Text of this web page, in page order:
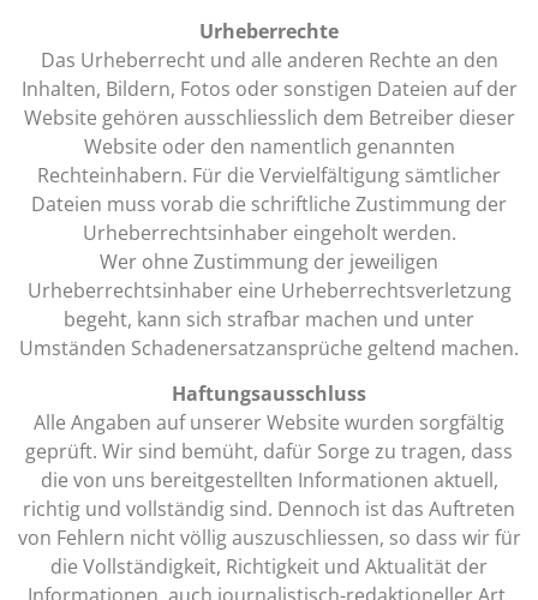
Urheberrechte
Das Urheberrecht und alle anderen Rechte an den
Inhalten, Bildern, Fotos oder sonstigen Dateien auf der
Website gehören ausschliesslich dem Betreiber dieser
Website oder den namentlich genannten
Rechteinhabern. Für die Vervielfältigung sämtlicher
Dateien muss vorab die schriftliche Zustimmung der
Urheberrechtsinhaber eingeholt werden.
Wer ohne Zustimmung der jeweiligen
Urheberrechtsinhaber eine Urheberrechtsverletzung
begeht, kann sich strafbar machen und unter
Umständen Schadenersatzansprüche geltend machen.
Haftungsausschluss
Alle Angaben auf unserer Website wurden sorgfältig
geprüft. Wir sind bemüht, dafür Sorge zu tragen, dass
die von uns bereitgestellten Informationen aktuell,
richtig und vollständig sind. Dennoch ist das Auftreten
von Fehlern nicht völlig auszuschliessen, so dass wir für
die Vollständigkeit, Richtigkeit und Aktualität der